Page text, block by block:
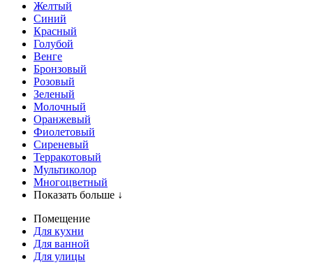
Желтый
Синий
Красный
Голубой
Венге
Бронзовый
Розовый
Зеленый
Молочный
Оранжевый
Фиолетовый
Сиреневый
Терракотовый
Мультиколор
Многоцветный
Показать больше ↓
Помещение
Для кухни
Для ванной
Для улицы